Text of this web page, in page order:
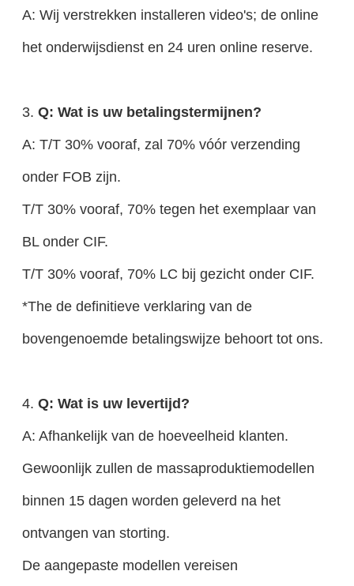
A: Wij verstrekken installeren video's; de online
het onderwijsdienst en 24 uren online reserve.
3. Q: Wat is uw betalingstermijnen?
A: T/T 30% vooraf, zal 70% vóór verzending
onder FOB zijn.
T/T 30% vooraf, 70% tegen het exemplaar van
BL onder CIF.
T/T 30% vooraf, 70% LC bij gezicht onder CIF.
*The de definitieve verklaring van de
bovengenoemde betalingswijze behoort tot ons.
4. Q: Wat is uw levertijd?
A: Afhankelijk van de hoeveelheid klanten.
Gewoonlijk zullen de massaproduktiemodellen
binnen 15 dagen worden geleverd na het
ontvangen van storting.
De aangepaste modellen vereisen